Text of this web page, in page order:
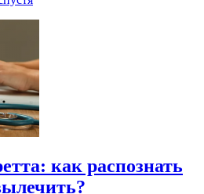
как распознать